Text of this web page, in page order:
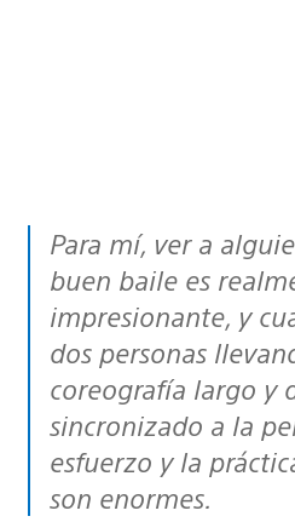
Para mí, ver a alguien realizar un
buen baile es
impresionante, y
dos personas
coreografía largo y
sincronizado a la
esfuerzo y la
son enormes.